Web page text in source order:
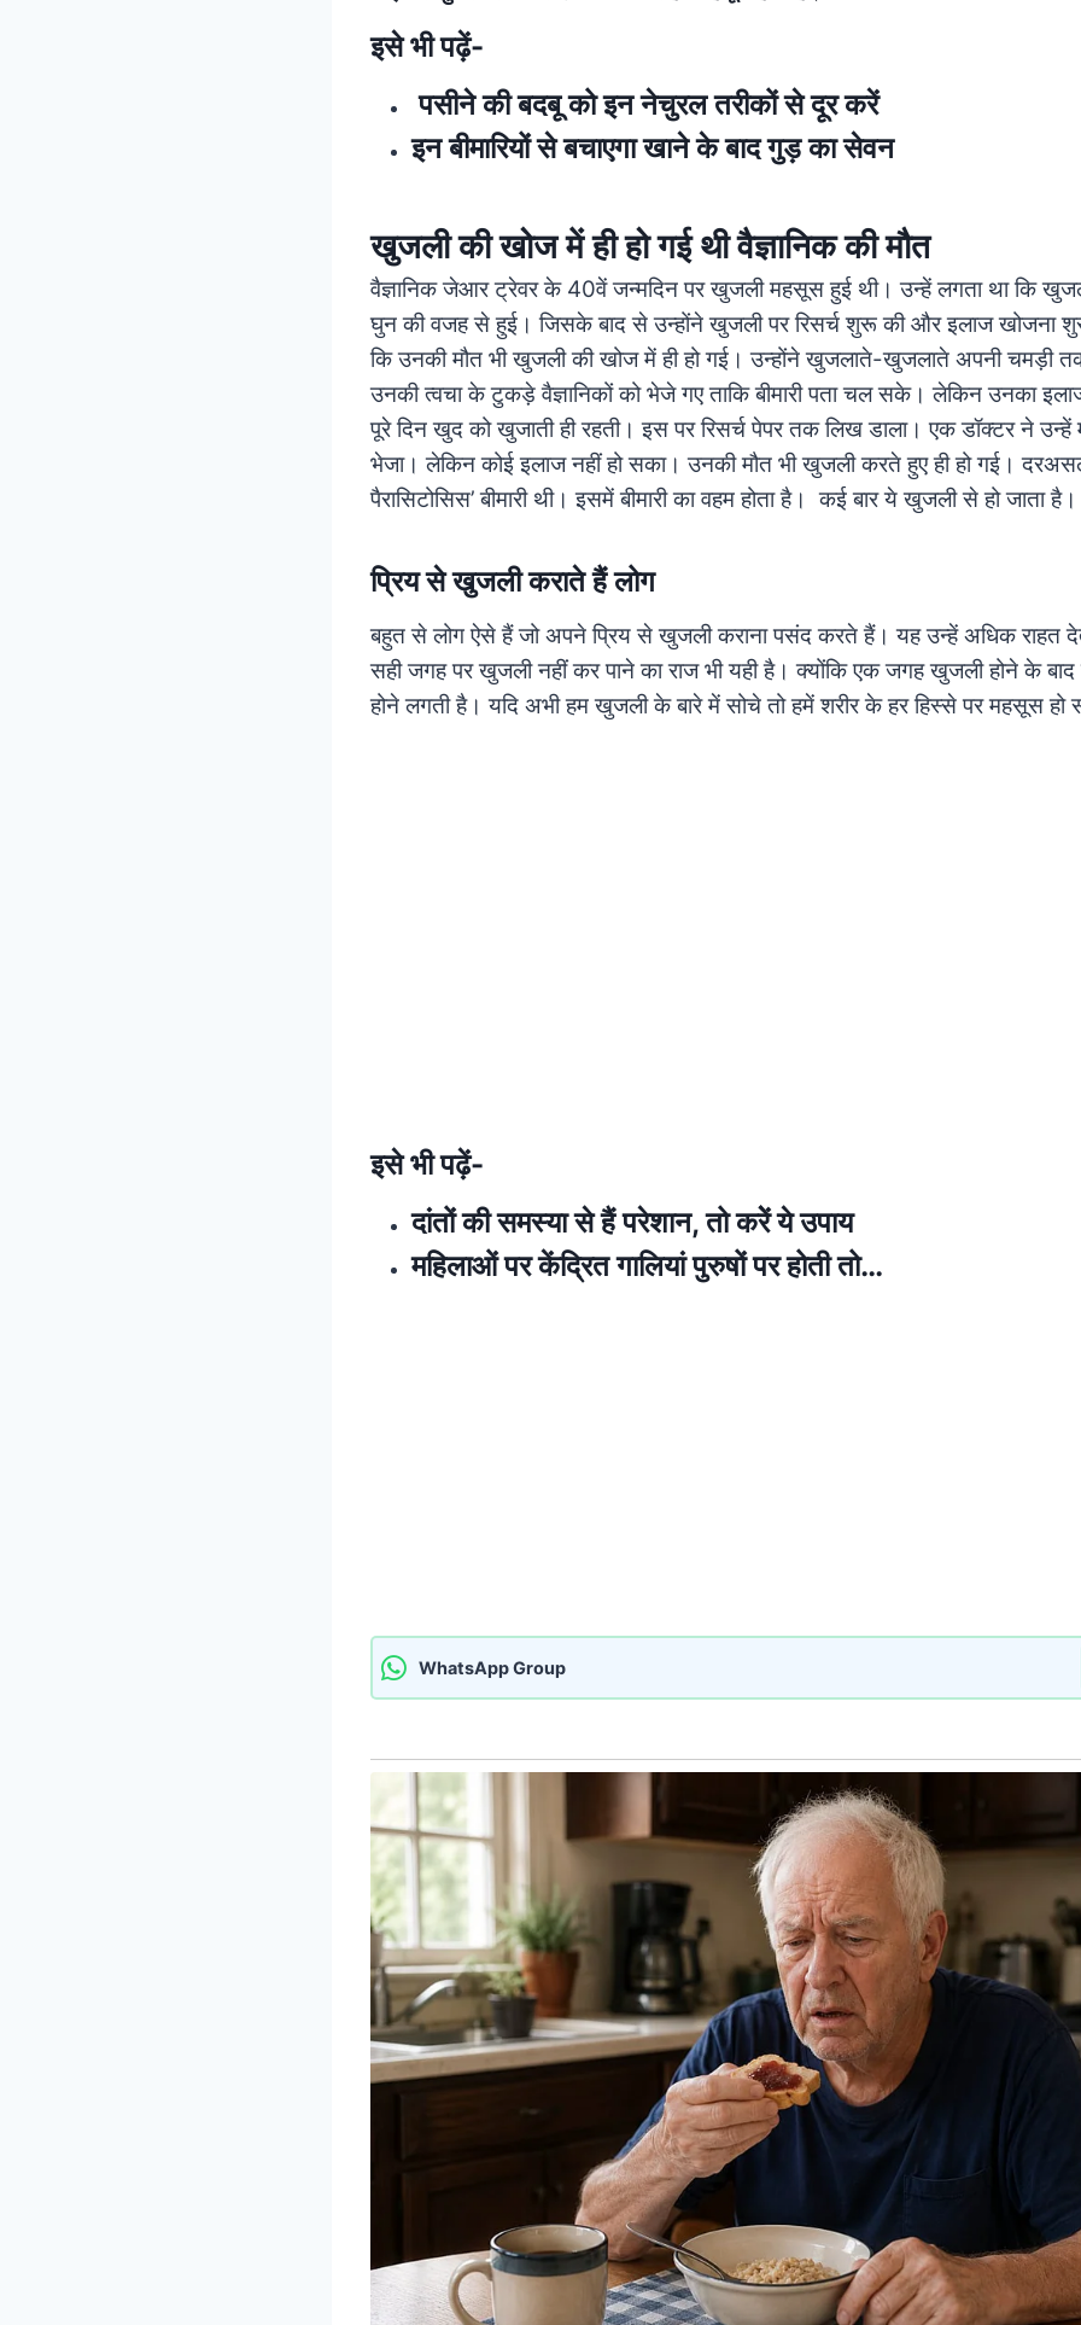
इसे भी पढ़ें-
पसीने की बदबू को इन नेचुरल तरीकों से दूर करें
इन बीमारियों से बचाएगा खाने के बाद गुड़ का सेवन
खुजली की खोज में ही हो गई थी वैज्ञानिक की मौत
वैज्ञानिक जेआर ट्रेवर के 40वें जन्मदिन पर खुजली महसूस हुई थी। उन्हें लगता था कि
घुन की वजह से हुई। जिसके बाद से उन्होंने खुजली पर रिसर्च शुरू की और इलाज खोजना
कि उनकी मौत भी खुजली की खोज में ही हो गई।उन्होंने खुजलाते-खुजलाते अपनी चमड़ी
उनकी त्वचा के टुकड़े वैज्ञानिकों को भेजे गए ताकि बीमारी पता चल सके। लेकिन उनका
पूरे दिन खुद को खुजाती ही रहती। इस पर रिसर्च पेपर तक लिख डाला।एक डॉक्टर ने उन्हें
भेजा। लेकिन कोई इलाज नहीं हो सका। उनकी मौत भी खुजली करते हुए ही हो गई।
पैरासिटोसिस’ बीमारी थी। इसमें बीमारी का वहम होता है। कई बार ये खुजली से हो जाता है।
प्रिय से खुजली कराते हैं लोग
बहुत से लोग ऐसे हैं जो अपने प्रिय से खुजली कराना पसंद करते हैं। यह उन्हें अधिक राहत
सही जगह पर खुजली नहीं कर पाने का राज भी यही है। क्योंकि एक जगह खुजली होने के
होने लगती है। यदि अभी हम खुजली के बारे में सोचे तो हमें शरीर के हर हिस्से पर महसूस हो
इसे भी पढ़ें-
दांतों की समस्या से हैं परेशान, तो करेें ये उपाय
महिलाओं पर केंद्रित गालियां पुरुषों पर होती तो…
WhatsApp Group